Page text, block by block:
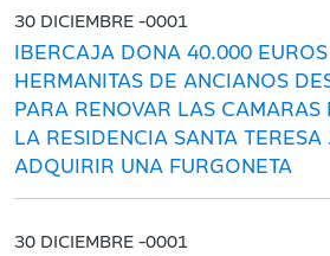
30 DICIEMBRE -0001
IBERCAJA DONA 40.000
HERMANITAS DE ANCIANOS
PARA RENOVAR LAS
LA RESIDENCIA SANTA
ADQUIRIR UNA FURGONETA
30 DICIEMBRE -0001